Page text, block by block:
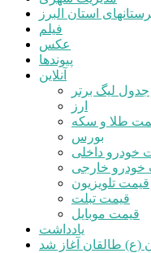
استان البرز
فیلم
عکس
پیوندها
آنلاین
جدول لیگ برتر
ارز
طلا و سکه
بورس
خودرو داخلی
خودرو خارجی
قیمت تلویزیون
قیمت تبلت
قیمت موبایل
یادداشت
(ع) طالقان آغاز شد